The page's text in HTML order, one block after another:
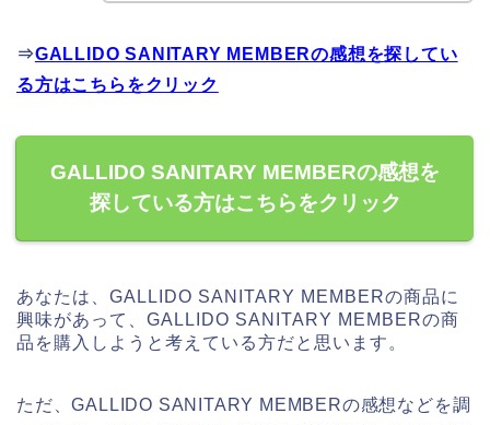
⇒GALLIDO SANITARY MEMBERの感想を探してい
る方はこちらをクリック
GALLIDO SANITARY MEMBERの感想を
探している方はこちらをクリック
あなたは、GALLIDO SANITARY MEMBERの商品に
興味があって、GALLIDO SANITARY MEMBERの商
品を購入しようと考えている方だと思います。
ただ、GALLIDO SANITARY MEMBERの感想などを調